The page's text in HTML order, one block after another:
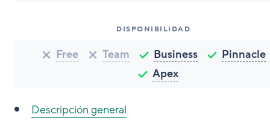
DISPONIBILIDAD
Free Team Business
Pinnacle
Apex
Descripción general